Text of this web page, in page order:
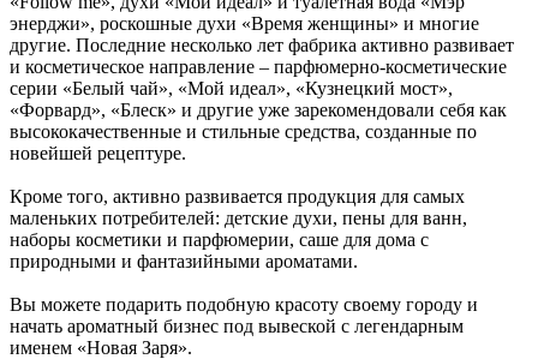
энерджи», роскошные духи «Время женщины» и многие
другие. Последние несколько лет фабрика активно развивает
и косметическое направление – парфюмерно-косметические
серии «Белый чай», «Мой идеал», «Кузнецкий мост»,
«Форвард», «Блеск» и другие уже зарекомендовали себя как
высококачественные и стильные средства, созданные по
новейшей рецептуре.
Кроме того, активно развивается продукция для самых
маленьких потребителей: детские духи, пены для ванн,
наборы косметики и парфюмерии, саше для дома с
природными и фантазийными ароматами.
Вы можете подарить подобную красоту своему городу и
начать ароматный бизнес под вывеской с легендарным
именем «Новая Заря».